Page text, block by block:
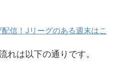
信！Jリーグのある週末はこ
れは以下の通りです。